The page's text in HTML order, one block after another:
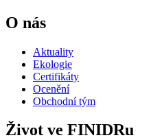
O nás
Aktuality
Ekologie
Certifikáty
Ocenění
Obchodní tým
Život ve FINIDRu